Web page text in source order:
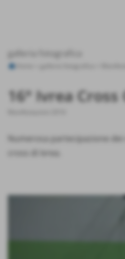
galleria fotografica
16° Ivrea
Numerosa partecipazione
cross di Ivrea.